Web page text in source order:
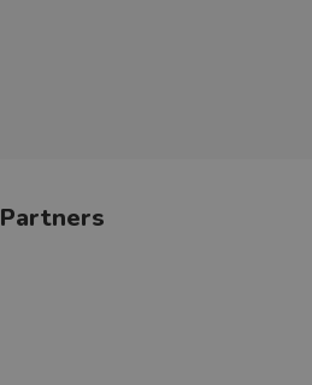
Partners